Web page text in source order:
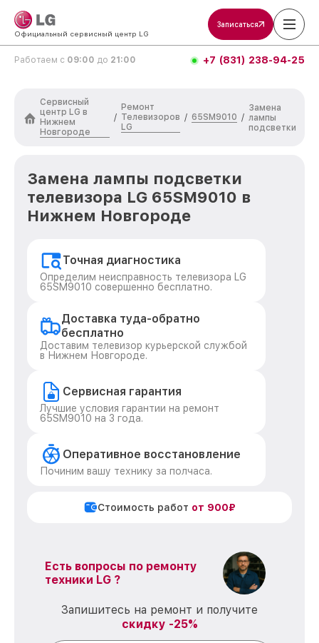
Официальный сервисный центр LG
Записаться
Работаем с 09:00 до 21:00 +7 (831) 238-94-25
Сервисный
центр LG в
Нижнем
Новгороде
/
Ремонт
Телевизоров
LG
/ 65SM9010 /
Замена
лампы
подсветки
Замена лампы подсветки
телевизора LG 65SM9010 в
Нижнем Новгороде
Точная диагностика
Определим неисправность телевизора LG
65SM9010 совершенно бесплатно.
Доставка туда-обратно
бесплатно
Доставим телевизор курьерской службой
в Нижнем Новгороде.
Сервисная гарантия
Лучшие условия гарантии на ремонт
65SM9010 на 3 года.
Оперативное восстановление
Починим вашу технику за полчаса.
Стоимость работ от 900₽
Есть вопросы по ремонту
техники LG ?
Запишитесь на ремонт и получите
скидку -25%